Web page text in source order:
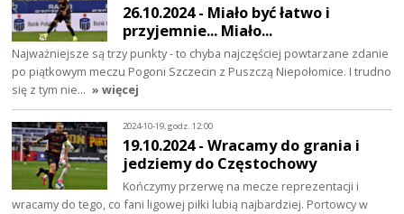
26.10.2024 - Miało być łatwo i
przyjemnie... Miało...
Najważniejsze są trzy punkty - to chyba najczęściej powtarzane zdanie
po piątkowym meczu Pogoni Szczecin z Puszczą Niepołomice. I trudno
się z tym nie… » więcej
2024-10-19, godz. 12:00
19.10.2024 - Wracamy do grania i
jedziemy do Częstochowy
Kończymy przerwę na mecze reprezentacji i
wracamy do tego, co fani ligowej piłki lubią najbardziej. Portowcy w